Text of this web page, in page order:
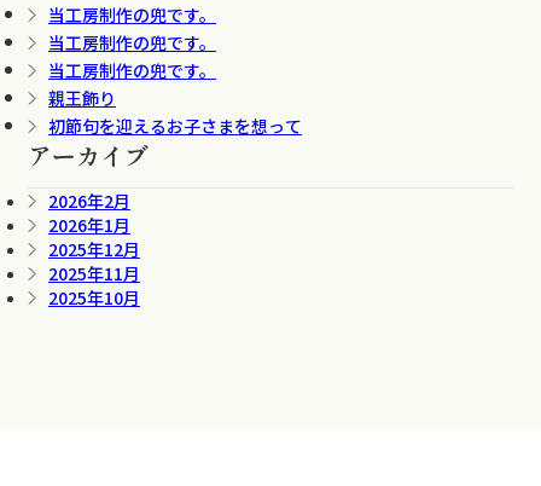
当工房制作の兜です。
当工房制作の兜です。
当工房制作の兜です。
親王飾り
初節句を迎えるお子さまを想って
アーカイブ
2026年2月
2026年1月
2025年12月
2025年11月
2025年10月